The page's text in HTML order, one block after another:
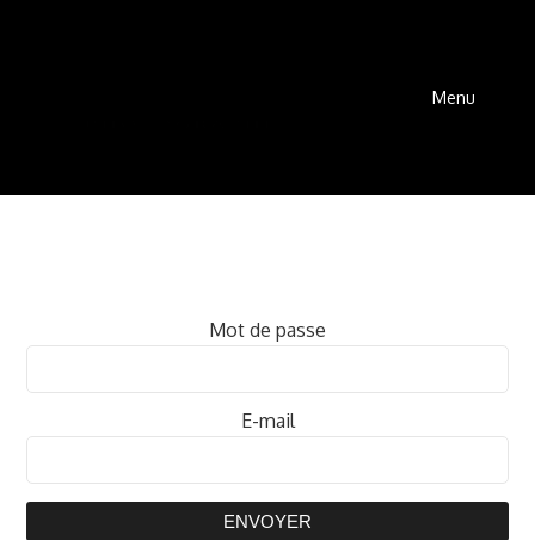
Menu
Mot de passe
E-mail
ENVOYER